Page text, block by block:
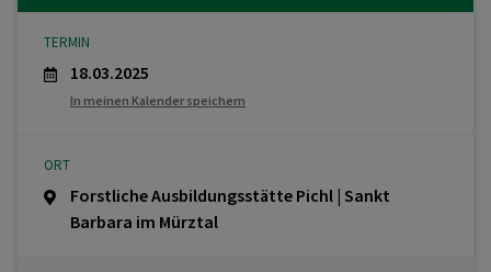
TERMIN
18.03.2025
In meinen Kalender speichern
ORT
Forstliche Ausbildungsstätte Pichl | Sankt
Barbara im Mürztal